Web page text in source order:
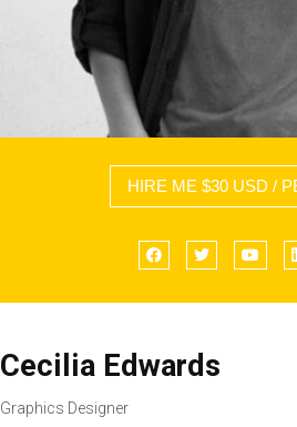
HIRE ME $30 USD /
Cecilia Edwards
Graphics Designer